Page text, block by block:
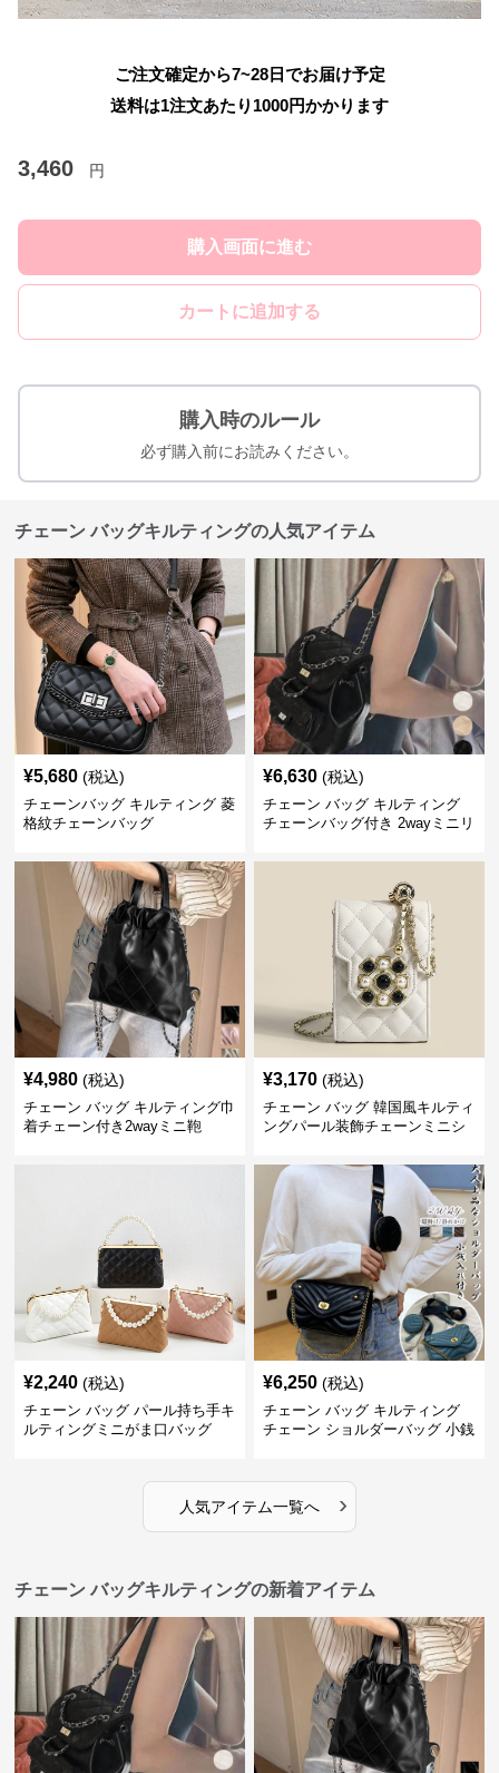
ご注文確定から7~28日でお届け予定
送料は1注文あたり 1000円かかります
3,460 円
購入画面に進む
カートに追加する
購入時のルール
必ず購入前にお読みください。
チェーン バッグキルティングの人気アイテム
¥5,680 (税込)
チェーンバッグ キルティング 菱
格紋チェーンバッグ
¥6,630 (税込)
チェーン バッグ キルティング
チェーンバッグ付き 2wayミニリ
¥4,980 (税込)
チェーン バッグ キルティング巾
着チェーン付き2wayミニ鞄
¥3,170 (税込)
チェーン バッグ 韓国風キルティ
ングパール装飾チェーンミニシ
¥2,240 (税込)
チェーン バッグ パール持ち手キ
ルティングミニがま口バッグ
¥6,250 (税込)
チェーン バッグ キルティング
チェーン ショルダーバッグ 小銭
人気アイテム一覧へ ›
チェーン バッグキルティングの新着アイテム